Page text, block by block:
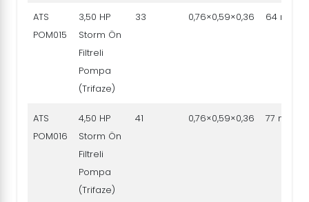
ATS
POM015
3,50 HP
Storm Ön
Filtreli
Pompa
(Trifaze)
33 0,76×0,59×0,36 64 m3/h
ATS
POM016
4,50 HP
Storm Ön
Filtreli
Pompa
(Trifaze)
41 0,76×0,59×0,36 77 m3/h